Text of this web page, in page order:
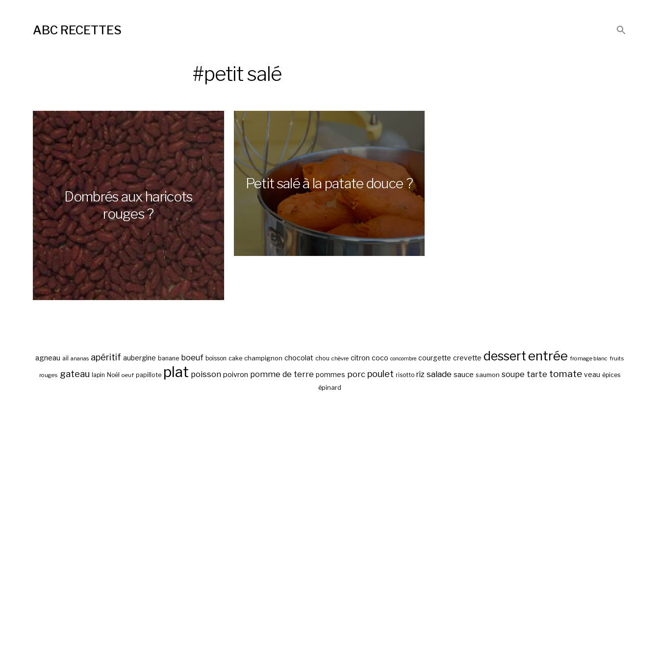
ABC RECETTES
#petit salé
Dombrés aux haricots
rouges ?
Petit salé à la patate douce ?
agneau ail ananas apéritif aubergine banane boeuf boisson cake champignon chocolat chou chèvre citron coco concombre courgette crevette dessert entrée fromage blanc fruits
rouges gateau lapin Noël oeuf papillote plat poisson poivron pomme de terre pommes porc poulet risotto riz salade sauce saumon soupe tarte tomate veau épices
épinard